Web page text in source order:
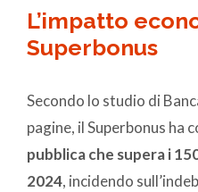
L’impatto
Superbonus
Secondo lo studio di
pagine, il Superbonus ha
pubblica che supera i
2024, incidendo